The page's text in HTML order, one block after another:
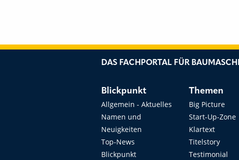
DAS FACHPORTAL FÜR
Blickpunkt
Allgemein - Aktuelles
Namen und
Neuigkeiten
Top-News
Blickpunkt
Themen
Big Picture
Start-Up-Zone
Klartext
Titelstory
Testimonial